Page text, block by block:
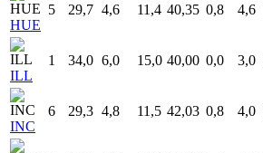
HUE
5 29,7 4,6 11,4 40,35 0,8 4,6
ILL
1 34,0 6,0 15,0 40,00 0,0 3,0
INC
6 29,3 4,8 11,5 42,03 0,8 4,0